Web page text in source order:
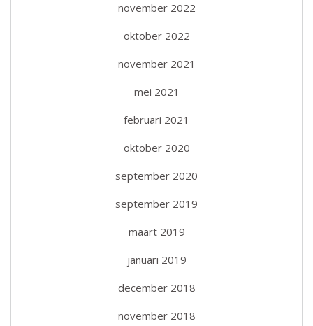
november 2022
oktober 2022
november 2021
mei 2021
februari 2021
oktober 2020
september 2020
september 2019
maart 2019
januari 2019
december 2018
november 2018